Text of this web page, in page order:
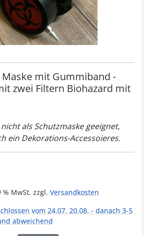
mit Gummiband -
zwei Filtern Biohazard mit
als Schutzmaske geeignet,
ein Dekorations-Accessoieres.
MwSt. zzgl. Versandkosten
vom 24.07. 20.08. - danach 3-5
abweichend